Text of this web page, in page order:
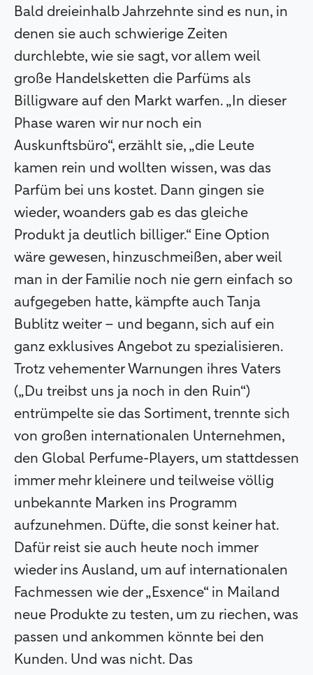
Bald dreieinhalb Jahrzehnte sind es nun, in
denen sie auch schwierige Zeiten
durchlebte, wie sie sagt, vor allem weil
große Handelsketten die Parfüms als
Billigware auf den Markt warfen. „In dieser
Phase waren wir nur noch ein
Auskunftsbüro“, erzählt sie, „die Leute
kamen rein und wollten wissen, was das
Parfüm bei uns kostet. Dann gingen sie
wieder, woanders gab es das gleiche
Produkt ja deutlich billiger.“ Eine Option
wäre gewesen, hinzuschmeißen, aber weil
man in der Familie noch nie gern einfach so
aufgegeben hatte, kämpfte auch Tanja
Bublitz weiter – und begann, sich auf ein
ganz exklusives Angebot zu spezialisieren.
Trotz vehementer Warnungen ihres Vaters
(„Du treibst uns ja noch in den Ruin“)
entrümpelte sie das Sortiment, trennte sich
von großen internationalen Unternehmen,
den Global Perfume-Players, um stattdessen
immer mehr kleinere und teilweise völlig
unbekannte Marken ins Programm
aufzunehmen. Düfte, die sonst keiner hat.
Dafür reist sie auch heute noch immer
wieder ins Ausland, um auf internationalen
Fachmessen wie der „Esxence“ in Mailand
neue Produkte zu testen, um zu riechen, was
passen und ankommen könnte bei den
Kunden. Und was nicht. Das